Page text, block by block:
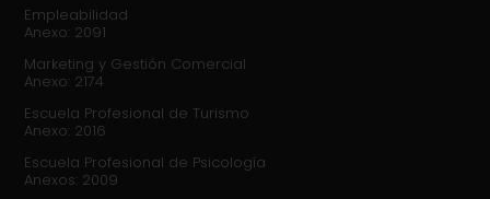
Empleabilidad
Anexo: 2091
Marketing y Gestión Comercial
Anexo: 2174
Escuela Profesional de Turismo
Anexo: 2016
Escuela Profesional de Psicología
Anexos: 2009